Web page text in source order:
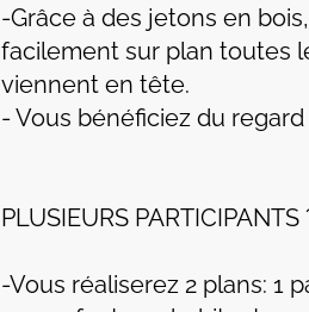
-Grâce à des jetons en
facilement sur plan toutes
viennent en tête.
- Vous bénéficiez du
PLUSIEURS PARTICIPANTS
-Vous réaliserez 2 plans: 1